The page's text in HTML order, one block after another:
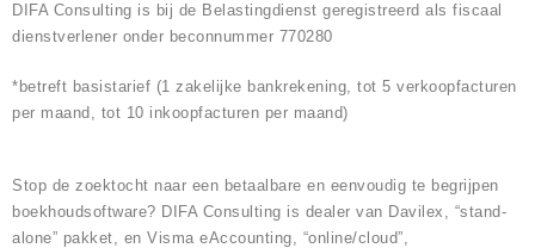
DIFA Consulting is bij de Belastingdienst geregistreerd als fiscaal
dienstverlener onder beconnummer 770280
*betreft basistarief (1 zakelijke bankrekening, tot 5 verkoopfacturen
per maand, tot 10 inkoopfacturen per maand)
Stop de zoektocht naar een betaalbare en eenvoudig te begrijpen
boekhoudsoftware? DIFA Consulting is dealer van Davilex, “stand-
alone” pakket, en Visma eAccounting, “online/cloud”,